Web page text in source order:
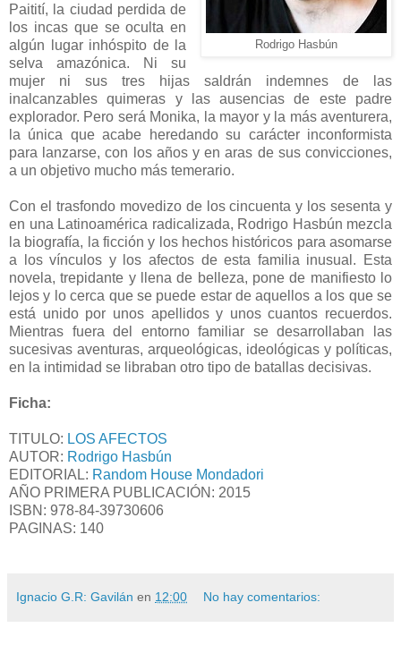
Rodrigo Hasbún
Paitití, la ciudad perdida de
los incas que se oculta en
algún lugar inhóspito de la
selva amazónica. Ni su
mujer ni sus tres hijas saldrán indemnes de las
inalcanzables quimeras y las ausencias de este padre
explorador. Pero será Monika, la mayor y la más aventurera,
la única que acabe heredando su carácter inconformista
para lanzarse, con los años y en aras de sus convicciones,
a un objetivo mucho más temerario.
Con el trasfondo movedizo de los cincuenta y los sesenta y
en una Latinoamérica radicalizada, Rodrigo Hasbún mezcla
la biografía, la ficción y los hechos históricos para asomarse
a los vínculos y los afectos de esta familia inusual. Esta
novela, trepidante y llena de belleza, pone de manifiesto lo
lejos y lo cerca que se puede estar de aquellos a los que se
está unido por unos apellidos y unos cuantos recuerdos.
Mientras fuera del entorno familiar se desarrollaban las
sucesivas aventuras, arqueológicas, ideológicas y políticas,
en la intimidad se libraban otro tipo de batallas decisivas.
Ficha:
TITULO: LOS AFECTOS
AUTOR: Rodrigo Hasbún
EDITORIAL: Random House Mondadori
AÑO PRIMERA PUBLICACIÓN: 2015
ISBN: 978-84-39730606
PAGINAS: 140
Ignacio G.R: Gavilán en 12:00 No hay comentarios: